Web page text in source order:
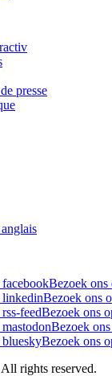
presse
Bezoek ons
linkedinBezoek ons
feedBezoek ons
Bezoek
Bezoek ons
rights reserved.